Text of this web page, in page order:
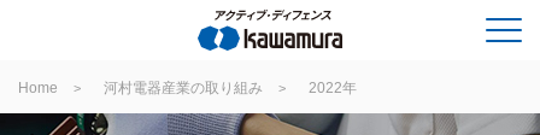
Home 河村電器産業の取り組み 2022年